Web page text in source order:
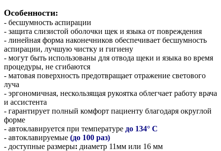
Особенности:
- бесшумность аспирации
- защита слизистой оболочки щек и языка от повреждения
- линейная форма наконечников обеспечивает бесшумность
аспирации, лучшую чистку и гигиену
- могут быть использованы для отвода щеки и языка во время
процедуры, не сгибаются
- матовая поверхность предотвращает отражение светового
луча
- эргономичная, нескользящая рукоятка облегчает работу врача
и ассистента
- гарантирует полный комфорт пациенту благодаря округлой
форме
- автоклавируется при температуре до 134° С
- автоклавируемые (до 100 раз)
- доступные размеры: диаметр 11мм или 16 мм